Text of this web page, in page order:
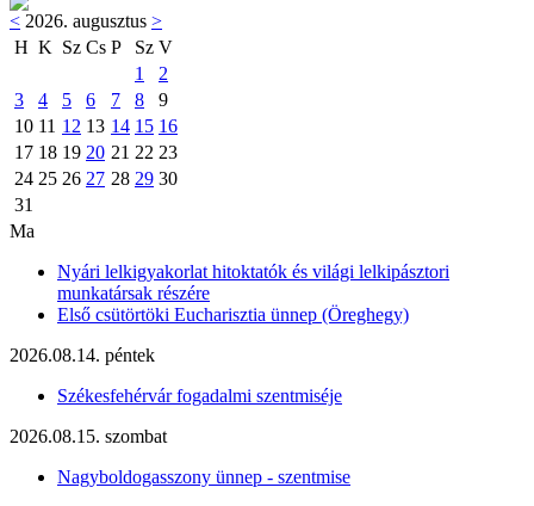
< 2026. augusztus >
H K Sz Cs P Sz V
1
2
3
4 5 6 7 8
9
10 11 12 13 14 15 16
17 18 19 20 21 22 23
24 25 26 27 28 29 30
31
Ma
Nyári lelkigyakorlat hitoktatók és világi lelkipásztori
munkatársak részére
Első csütörtöki Eucharisztia ünnep (Öreghegy)
2026.08.14. péntek
Székesfehérvár fogadalmi szentmiséje
2026.08.15. szombat
Nagyboldogasszony ünnep - szentmise